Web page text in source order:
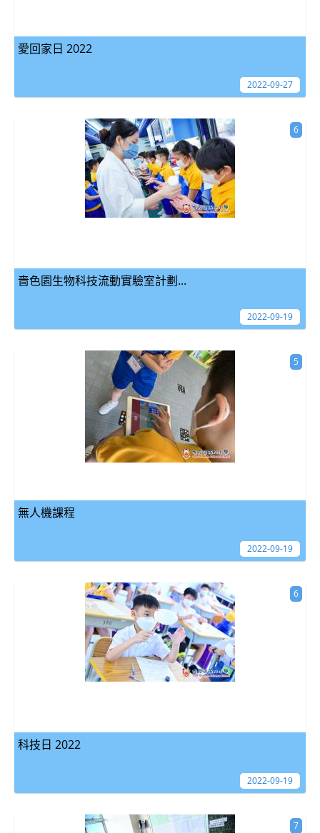
愛回家日 2022
2022-09-27
嗇色園生物科技流動實驗室計劃...
6
2022-09-19
無人機課程
5
2022-09-19
科技日 2022
6
2022-09-19
7